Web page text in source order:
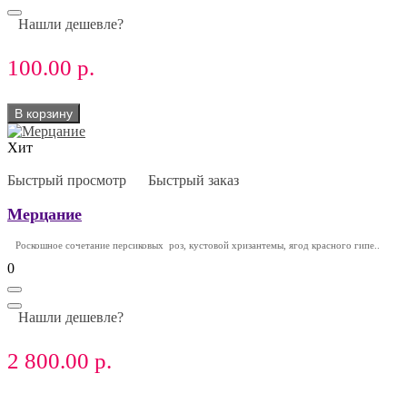
Нашли дешевле?
100.00 р.
В корзину
Хит
Быстрый просмотр Быстрый заказ
Мерцание
Роскошное сочетание персиковых роз, кустовой хризантемы, ягод красного гипе..
0
Нашли дешевле?
2 800.00 р.